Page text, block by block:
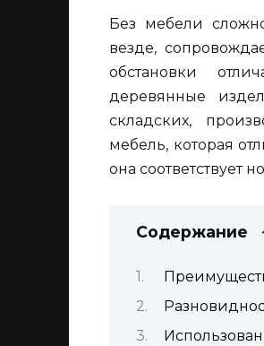
Без мебели
везде,
обстановки
деревянные
складских,
мебель, которая
она соответствует
Содержание